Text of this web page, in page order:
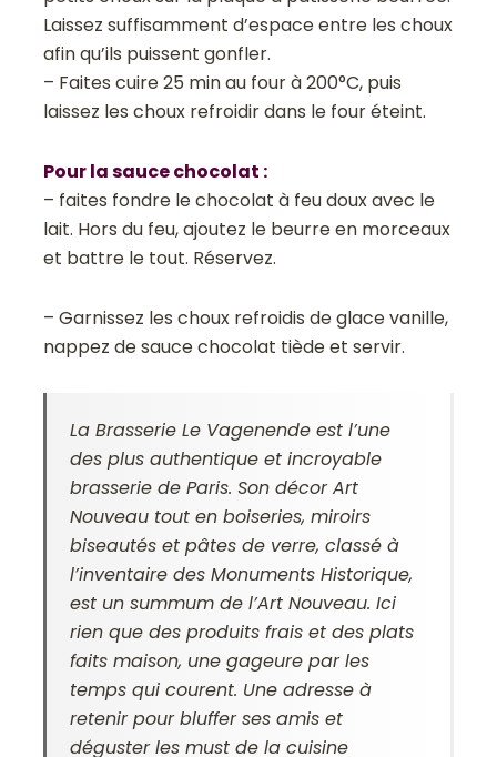
Laissez suffisamment d’espace entre les choux
afin qu’ils puissent gonfler.
– Faites cuire 25 min au four à 200°C, puis
laissez les choux refroidir dans le four éteint.
Pour la sauce chocolat :
– faites fondre le chocolat à feu doux avec le
lait. Hors du feu, ajoutez le beurre en morceaux
et battre le tout. Réservez.
– Garnissez les choux refroidis de glace vanille,
nappez de sauce chocolat tiède et servir.
La Brasserie Le Vagenende est l’une
des plus authentique et incroyable
brasserie de Paris. Son décor Art
Nouveau tout en boiseries, miroirs
biseautés et pâtes de verre, classé à
l’inventaire des Monuments Historique,
est un summum de l’Art Nouveau. Ici
rien que des produits frais et des plats
faits maison, une gageure par les
temps qui courent. Une adresse à
retenir pour bluffer ses amis et
déguster les must de la cuisine